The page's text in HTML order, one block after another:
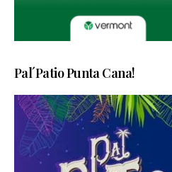
Pal´Patio Punta Cana!